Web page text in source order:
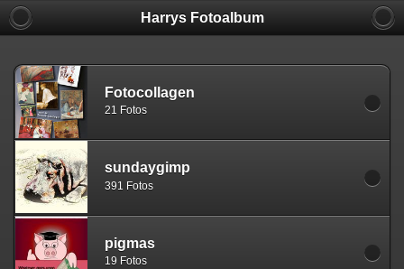
Harrys Fotoalbum
Fotocollagen
21 Fotos
sundaygimp
391 Fotos
pigmas
19 Fotos